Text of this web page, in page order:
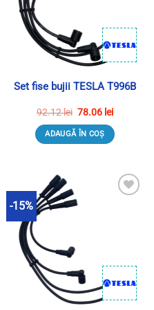
Set fise bujii TESLA T996B
92.12lei Prețul
a
fost:
92.12 lei.
78.06 leiPrețul
este:
78.06 lei.
ADAUGĂ ÎN COȘ
-15% Adauga in Wishlist